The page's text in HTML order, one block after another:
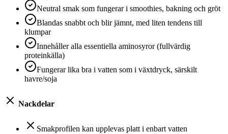
Neutral smak som fungerar i smoothies, bakning och gröt
Blandas snabbt och blir jämnt, med liten tendens till
klumpar
Innehåller alla essentiella aminosyror (fullvärdig
proteinkälla)
Fungerar lika bra i vatten som i växtdryck, särskilt
havre/soja
Nackdelar
Smakprofilen kan upplevas platt i enbart vatten